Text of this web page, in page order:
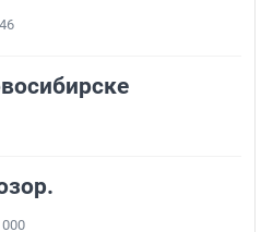
000